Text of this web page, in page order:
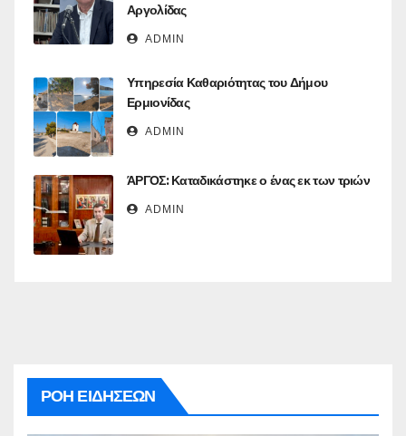
Αργολίδας
ADMIN
Υπηρεσία Καθαριότητας του Δήμου
Ερμιονίδας
ADMIN
ΆΡΓΟΣ: Καταδικάστηκε ο ένας εκ των τριών
ADMIN
ΡΟΗ ΕΙΔΗΣΕΩΝ